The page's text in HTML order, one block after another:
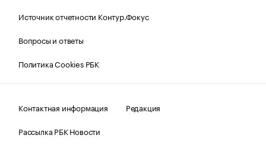
Источник отчетности Контур.Фокус
Вопросы и ответы
Политика Cookies РБК
Контактная информация
Редакция
Рассылка РБК Новости